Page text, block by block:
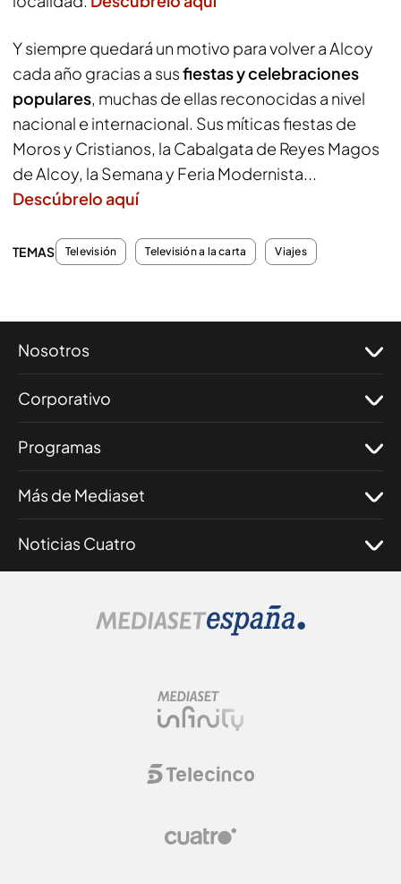
Y siempre quedará un motivo para volver a Alcoy
cada año gracias a susfiestas y celebraciones
populares, muchas de ellas reconocidas a nivel
nacional e internacional. Sus míticas fiestas de
Moros y Cristianos, la Cabalgata de Reyes Magos
de Alcoy, la Semana y Feria Modernista...
Descúbrelo aquí
TEMAS Televisión Televisión a la carta Viajes
Nosotros
Corporativo
Programas
Más de Mediaset
Noticias Cuatro